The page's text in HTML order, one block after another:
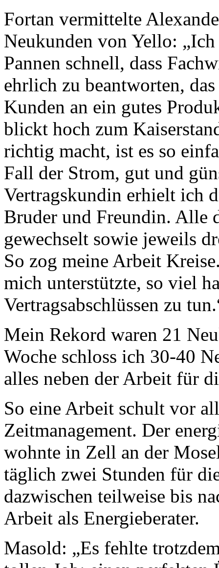
Fortan vermittelte
Neukunden von Yello:
Pannen schnell, dass
ehrlich zu beantworten,
Kunden an ein gutes
blickt hoch zum
richtig macht, ist es so
Fall der Strom, gut und
Vertragskundin erhielt ich
Bruder und Freundin. Alle
gewechselt sowie jeweils
So zog meine Arbeit
mich unterstützte, so viel
Vertragsabschlüssen zu
Mein Rekord waren 21
Woche schloss ich 30-40
alles neben der Arbeit für
So eine Arbeit schult vor
Zeitmanagement. Der
wohnte in Zell an der
täglich zwei Stunden für
dazwischen teilweise bis
Arbeit als Energieberater.
Masold: „Es fehlte